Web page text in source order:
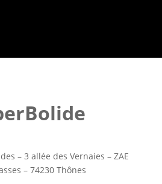
– 3 allée des Vernaies – ZAE
– 74230 Thônes